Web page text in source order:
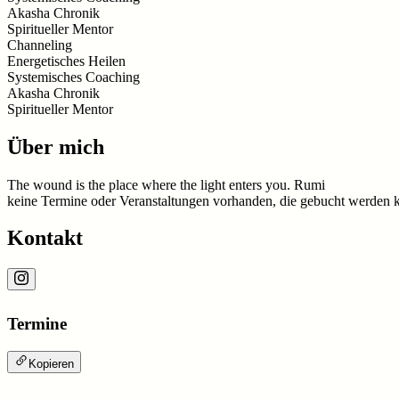
Akasha Chronik
Spiritueller Mentor
Channeling
Energetisches Heilen
Systemisches Coaching
Akasha Chronik
Spiritueller Mentor
Über mich
The wound is the place where the light enters you. Rumi
keine Termine oder Veranstaltungen vorhanden, die gebucht werden
Kontakt
Termine
Kopieren